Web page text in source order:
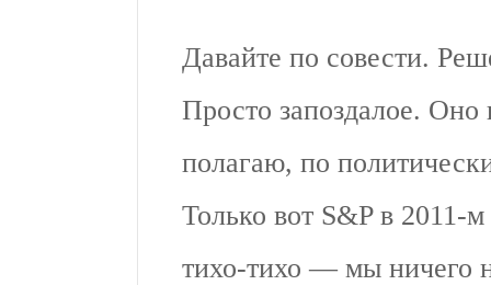
Давайте по совести.
Просто запоздалое.
полагаю, по
Только вот S&P в 2011-
тихо-тихо — мы ничего